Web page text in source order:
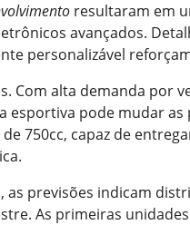
resultaram em
avançados.
personalizável
Com alta demanda por
esportiva pode mudar
750cc, capaz de
as previsões indicam
As primeiras